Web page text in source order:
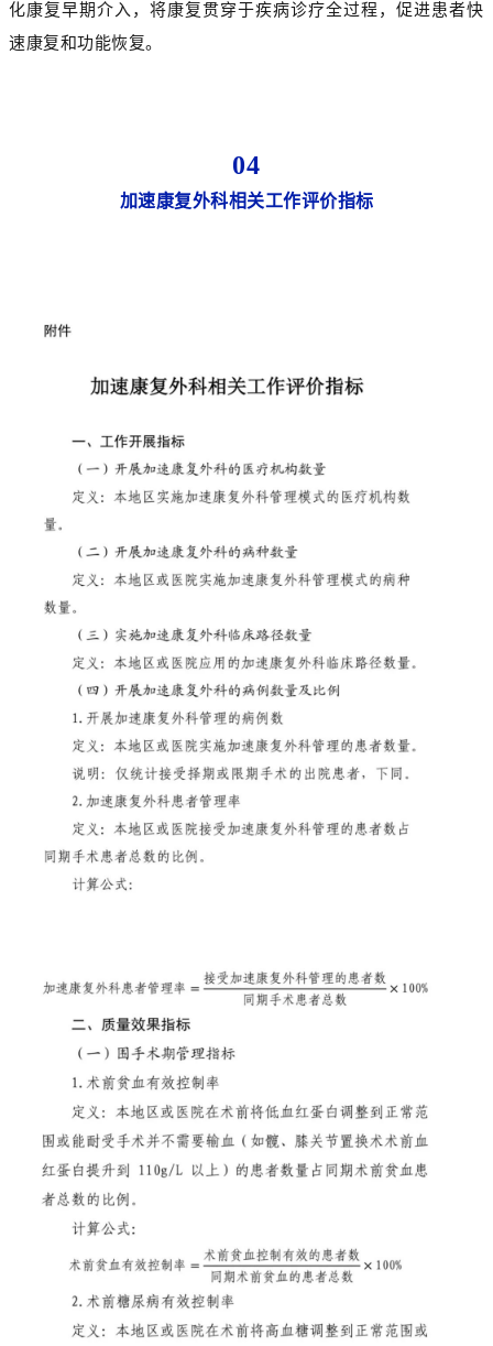
化康复早期介入，将康复贯穿于疾病诊疗全过程，促进患者快
速康复和功能恢复。
04
加速康复外科相关工作评价指标